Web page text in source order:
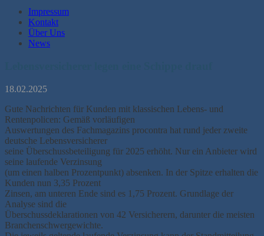
Impressum
Kontakt
Über Uns
News
18.02.2025
Gute Nachrichten für Kunden mit klassischen Lebens- und
Rentenpolicen: Gemäß vorläufigen
Auswertungen des Fachmagazins procontra hat rund jeder zweite
deutsche Lebensversicherer
seine Überschussbeteiligung für 2025 erhöht. Nur ein Anbieter wird
seine laufende Verzinsung
(um einen halben Prozentpunkt) absenken. In der Spitze erhalten die
Kunden nun 3,35 Prozent
Zinsen, am unteren Ende sind es 1,75 Prozent. Grundlage der
Analyse sind die
Überschussdeklarationen von 42 Versicherern, darunter die meisten
Branchenschwergewichte.